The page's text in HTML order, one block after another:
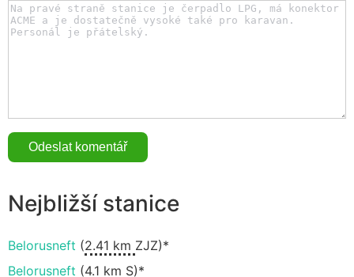
Nejbližší stanice
Belorusneft (2.41 km ZJZ)*
Belorusneft (4.1 km S)*